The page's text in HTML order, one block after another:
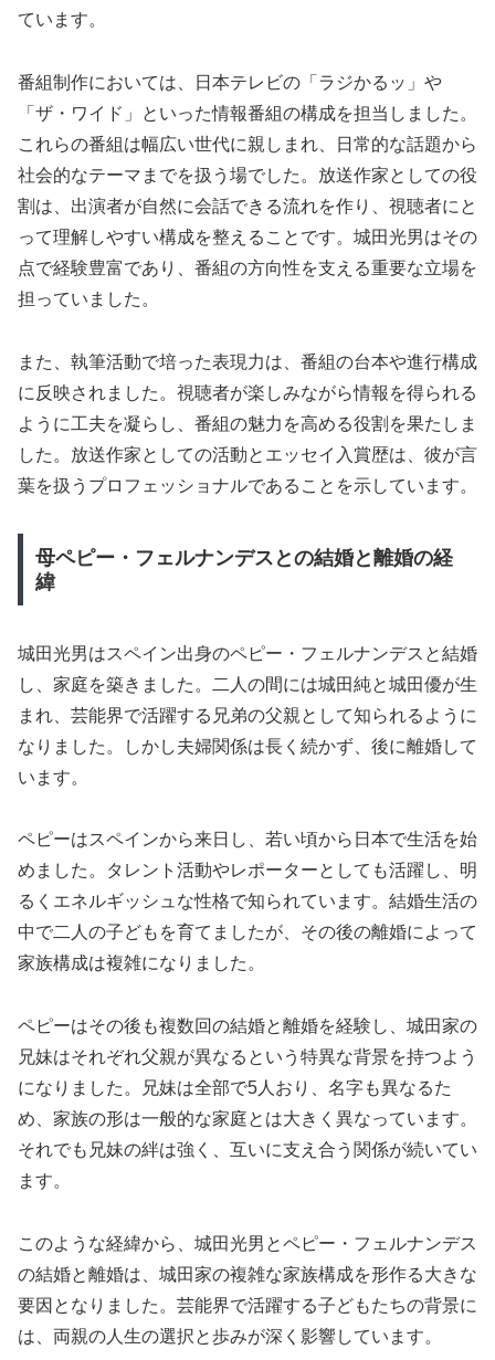
ています。
番組制作においては、日本テレビの「ラジかるッ」や
「ザ・ワイド」といった情報番組の構成を担当しました。
これらの番組は幅広い世代に親しまれ、日常的な話題から
社会的なテーマまでを扱う場でした。放送作家としての役
割は、出演者が自然に会話できる流れを作り、視聴者にと
って理解しやすい構成を整えることです。城田光男はその
点で経験豊富であり、番組の方向性を支える重要な立場を
担っていました。
また、執筆活動で培った表現力は、番組の台本や進行構成
に反映されました。視聴者が楽しみながら情報を得られる
ように工夫を凝らし、番組の魅力を高める役割を果たしま
した。放送作家としての活動とエッセイ入賞歴は、彼が言
葉を扱うプロフェッショナルであることを示しています。
母ペピー・フェルナンデスとの結婚と離婚の経
緯
城田光男はスペイン出身のペピー・フェルナンデスと結婚
し、家庭を築きました。二人の間には城田純と城田優が生
まれ、芸能界で活躍する兄弟の父親として知られるように
なりました。しかし夫婦関係は長く続かず、後に離婚して
います。
ペピーはスペインから来日し、若い頃から日本で生活を始
めました。タレント活動やレポーターとしても活躍し、明
るくエネルギッシュな性格で知られています。結婚生活の
中で二人の子どもを育てましたが、その後の離婚によって
家族構成は複雑になりました。
ペピーはその後も複数回の結婚と離婚を経験し、城田家の
兄妹はそれぞれ父親が異なるという特異な背景を持つよう
になりました。兄妹は全部で5人おり、名字も異なるた
め、家族の形は一般的な家庭とは大きく異なっています。
それでも兄妹の絆は強く、互いに支え合う関係が続いてい
ます。
このような経緯から、城田光男とペピー・フェルナンデス
の結婚と離婚は、城田家の複雑な家族構成を形作る大きな
要因となりました。芸能界で活躍する子どもたちの背景に
は、両親の人生の選択と歩みが深く影響しています。